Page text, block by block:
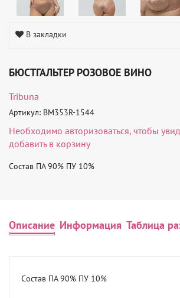
В закладки
БЮСТГАЛЬТЕР РОЗОВОЕ ВИНО
Tribuna
Артикул: BM353R-1544
Необходимо авторизоваться, чтобы
добавить в корзину
Состав ПА 90% ПУ 10%
Описание Информация Таблица
Состав ПА 90% ПУ 10%